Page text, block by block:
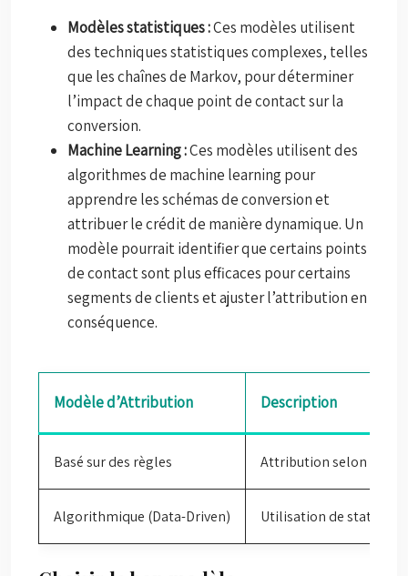
Modèles statistiques :Ces modèles utilisent
des techniques statistiques complexes, telles
que les chaînes de Markov, pour déterminer
l’impact de chaque point de contact sur la
conversion.
Machine Learning :Ces modèles utilisent des
algorithmes de machine learning pour
apprendre les schémas de conversion et
attribuer le crédit de manière dynamique. Un
modèle pourrait identifier que certains points
de contact sont plus efficaces pour certains
segments de clients et ajuster l’attribution en
conséquence.
Modèle d’Attribution Description
Basé sur des règles Attribution selon des
Algorithmique (Data-Driven) Utilisation de